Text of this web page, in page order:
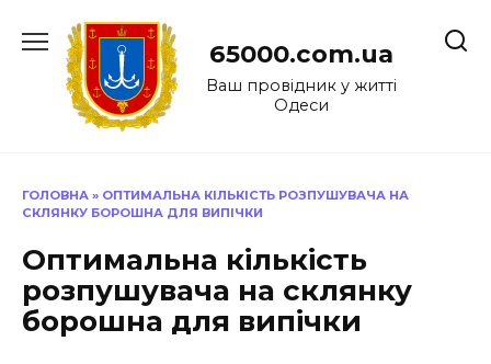
до
65000.com.ua
Ваш провідник у житті
Одеси
ГОЛОВНА » ОПТИМАЛЬНА КІЛЬКІСТЬ РОЗПУШУВАЧА НА
СКЛЯНКУ БОРОШНА ДЛЯ ВИПІЧКИ
Оптимальна кількість
розпушувача на склянку
борошна для випічки